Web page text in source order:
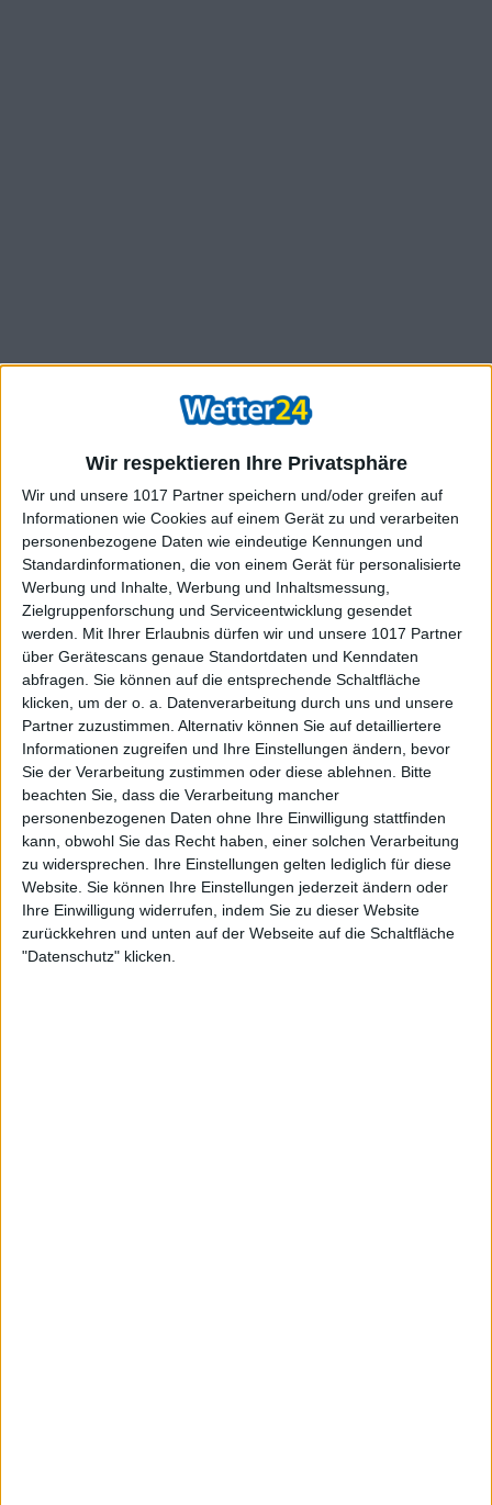
Wir respektieren Ihre Privatsphäre
Wir und unsere 1017 Partner speichern und/oder greifen auf
Informationen wie Cookies auf einem Gerät zu und verarbeiten
personenbezogene Daten wie eindeutige Kennungen und
Standardinformationen, die von einem Gerät für personalisierte
Werbung und Inhalte, Werbung und Inhaltsmessung,
Zielgruppenforschung und Serviceentwicklung gesendet
werden.
Mit Ihrer Erlaubnis dürfen wir und unsere 1017 Partner
über Gerätescans genaue Standortdaten und Kenndaten
abfragen. Sie können auf die entsprechende Schaltfläche
klicken, um der o. a. Datenverarbeitung durch uns und unsere
Partner zuzustimmen. Alternativ können Sie auf detailliertere
Informationen zugreifen und Ihre Einstellungen ändern, bevor
Sie der Verarbeitung zustimmen oder diese ablehnen.
Bitte
beachten Sie, dass die Verarbeitung mancher
personenbezogenen Daten ohne Ihre Einwilligung stattfinden
kann, obwohl Sie das Recht haben, einer solchen Verarbeitung
zu widersprechen. Ihre Einstellungen gelten lediglich für diese
Website. Sie können Ihre Einstellungen jederzeit ändern oder
Ihre Einwilligung widerrufen, indem Sie zu dieser Website
zurückkehren und unten auf der Webseite auf die Schaltfläche
"Datenschutz" klicken.